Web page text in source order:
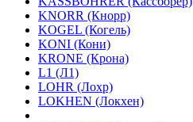
KNORR (Кнорр)
KOGEL (Когель)
KONI (Кони)
KRONE (Крона)
L1 (Л1)
LOHR (Лохр)
LOKHEN (Локхен)